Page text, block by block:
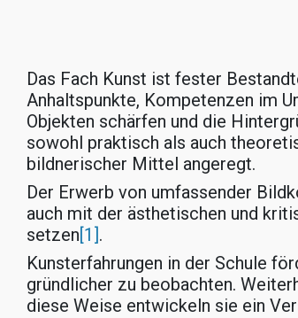
Das Fach Kunst ist fester
Anhaltspunkte, Kompetenzen im
Objekten schärfen und die
sowohl praktisch als auch
bildnerischer Mittel angeregt.
Der Erwerb von umfassender
auch mit der ästhetischen und
setzen[1].
Kunsterfahrungen in der Schule
gründlicher zu beobachten.
diese Weise entwickeln sie ein